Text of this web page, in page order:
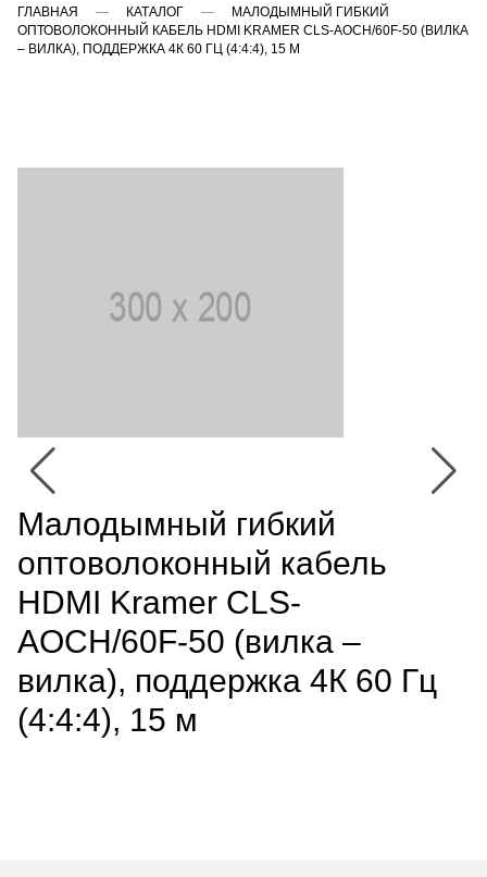
ГЛАВНАЯ КАТАЛОГ
МАЛОДЫМНЫЙ ГИБКИЙ
ОПТОВОЛОКОННЫЙ КАБЕЛЬ HDMI KRAMER CLS-AOCH/60F-50 (ВИЛКА
– ВИЛКА), ПОДДЕРЖКА 4К 60 ГЦ (4:4:4), 15 М
Малодымный гибкий
оптоволоконный кабель
HDMI Kramer CLS-
AOCH/60F-50 (вилка –
вилка), поддержка 4К 60 Гц
(4:4:4), 15 м